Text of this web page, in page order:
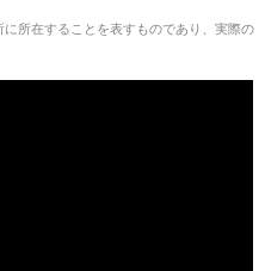
所在することを表すものであり、実際の